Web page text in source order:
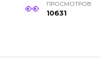
ПРОСМОТРОВ
10631